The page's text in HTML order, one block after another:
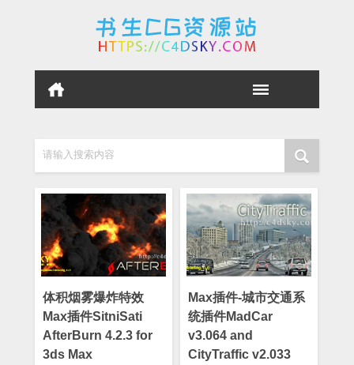
请输入搜索内容
体积烟雾爆炸特效
Max插件SitniSati
AfterBurn 4.2.3 for
3ds Max
Max插件-城市交通系
统插件MadCar
v3.064 and
CityTraffic v2.033